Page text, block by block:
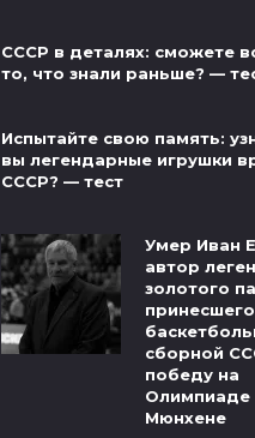
СССР в деталях: сможете
то, что знали раньше? —
Испытайте свою память:
вы легендарные игрушки
СССР? — тест
Умер Иван
автор
золотого
принесшего
сборной
победу на
Олимпиаде
Мюнхене